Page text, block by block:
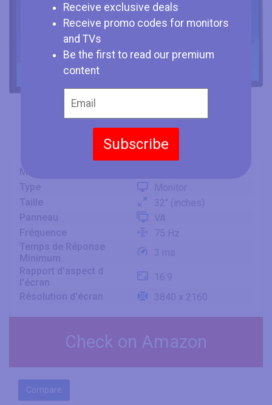
Receive exclusive deals
Receive promo codes for monitors
and TVs
Be the first to read our premium
content
Subscribe
Marque
Taille
32" (inches)
Fréquence
75 Hz
Rapport d'aspect d
l'écran
16:9
Check on Amazon
Compare